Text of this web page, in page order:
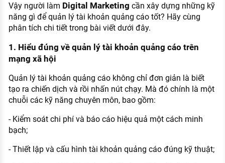
Vậy người làm Digital Marketing cần xây dựng những kỹ
năng gì để quản lý tài khoản quảng cáo tốt? Hãy cùng
phân tích chi tiết trong bài viết dưới đây.
1. Hiểu đúng về quản lý tài khoản quảng cáo trên
mạng xã hội
Quản lý tài khoản quảng cáo không chỉ đơn giản là biết
tạo ra chiến dịch và rồi nhấn nút chạy. Mà đó chính là một
chuỗi các kỹ năng chuyên môn, bao gồm:
- Kiểm soát chi phí và báo cáo hiệu quả một cách minh
bạch;
- Thiết lập và cấu hình tài khoản quảng cáo đúng kỹ thuật;